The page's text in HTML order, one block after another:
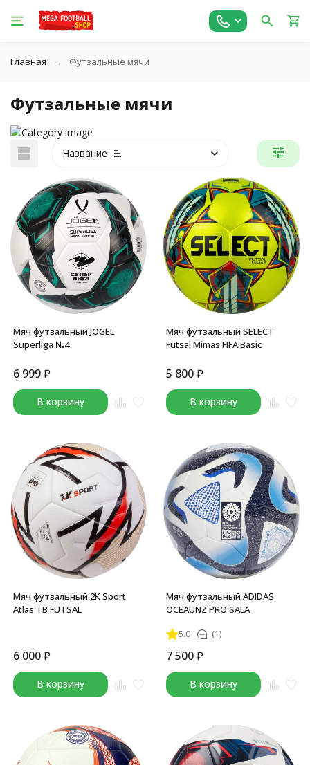
Главная Футзальные мячи
Футзальные мячи
Название
Мяч футзальный JOGEL
Superliga №4
6 999₽
В корзину
Мяч футзальный SELECT
Futsal Mimas FIFA Basic
5 800₽
В корзину
Мяч футзальный 2K Sport
Atlas TB FUTSAL
6 000₽
В корзину
Мяч футзальный ADIDAS
OCEAUNZ PRO SALA
5.0 (1)
7 500₽
В корзину